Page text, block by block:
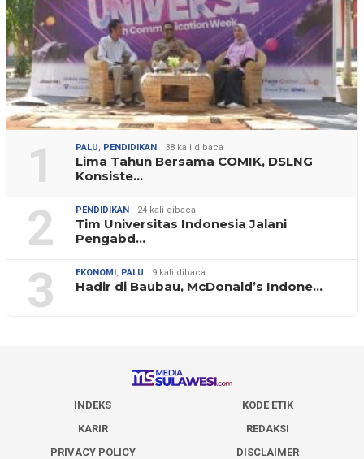
1 PALU, PENDIDIKAN 38 kali dibaca
Lima Tahun Bersama COMIK, DSLNG
Konsiste…
2 PENDIDIKAN 24 kali dibaca
Tim Universitas Indonesia Jalani
Pengabd…
3 EKONOMI , PALU 9 kali dibaca
Hadir di Baubau, McDonald’s Indone…
INDEKS
KODE ETIK
KARIR
REDAKSI
PRIVACY POLICY
DISCLAIMER